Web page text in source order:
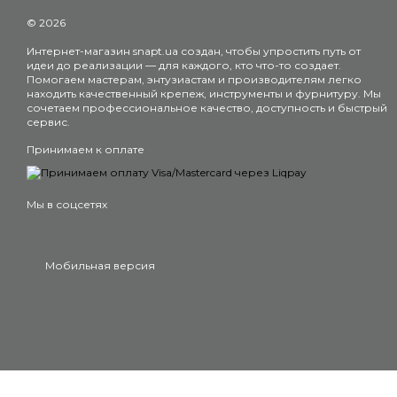
© 2026
Интернет-магазин snapt.ua создан, чтобы упростить путь от
идеи до реализации — для каждого, кто что-то создает.
Помогаем мастерам, энтузиастам и производителям легко
находить качественный крепеж, инструменты и фурнитуру. Мы
сочетаем профессиональное качество, доступность и быстрый
сервис.
Принимаем к оплате
Мы в соцсетях
Мобильная версия